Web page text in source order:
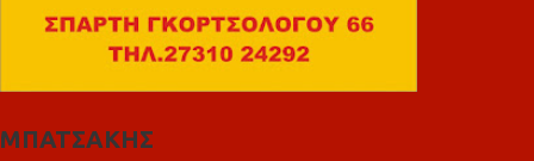
ΜΠΑΤΣΑΚΗΣ